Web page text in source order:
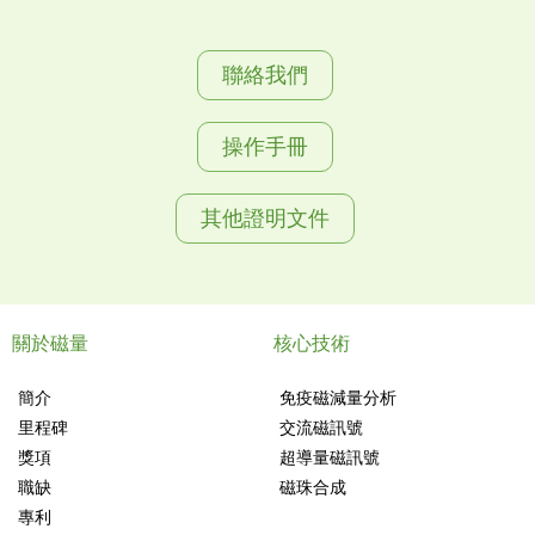
聯絡我們
操作手冊
其他證明文件
關於磁量
簡介
里程碑
獎項
職缺
專利
核心技術
免疫磁減量分析
交流磁訊號
超導量磁訊號
磁珠合成